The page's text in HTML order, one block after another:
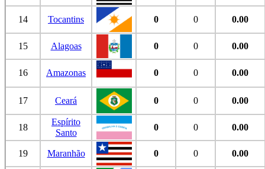
14 Tocantins 0 0 0.00
15 Alagoas 0 0 0.00
16 Amazonas 0 0 0.00
17 Ceará 0 0 0.00
18
Espírito
Santo
0 0 0.00
19 Maranhão 0 0 0.00